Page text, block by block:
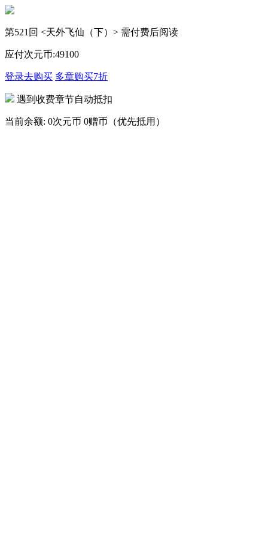
第521回 <天外飞仙（下）> 需付费后阅读
应付次元币:49100
登录去购买 多章购买7折
遇到收费章节自动抵扣
当前余额: 0次元币 0赠币（优先抵用）